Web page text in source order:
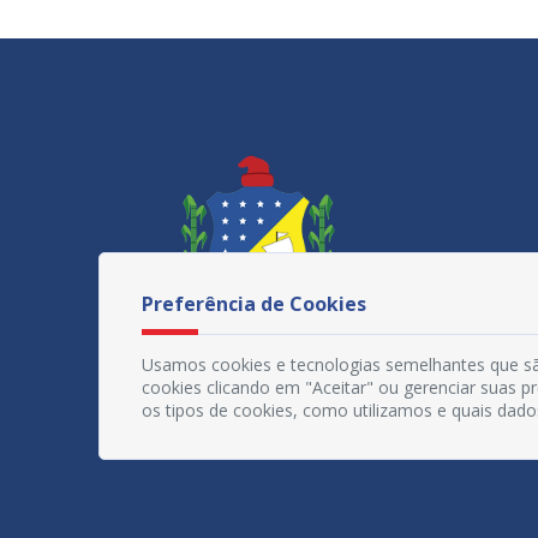
Preferência de Cookies
Usamos cookies e tecnologias semelhantes que
cookies clicando em "Aceitar" ou gerenciar suas
os tipos de cookies, como utilizamos e quais